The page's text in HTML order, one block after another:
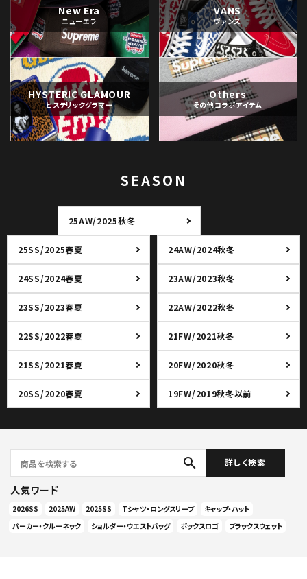
New Era
ニューエラ
VANS
ヴァンズ
HYSTERIC GLAMOUR
ヒステリックグラマー
Others
その他コラボアイテム
SEASON
25AW/2025秋冬
25SS/2025春夏 24AW/2024秋冬
24SS/2024春夏 23AW/2023秋冬
23SS/2023春夏 22AW/2022秋冬
22SS/2022春夏 21FW/2021秋冬
21SS/2021春夏 20FW/2020秋冬
20SS/2020春夏 19FW/2019秋冬以前
search 詳しく検索
人気ワード
2026SS 2025AW 2025SS Tシャツ・ロングスリーブ
キャップ・ハット
パーカー・クルーネック
ショルダー・ウエストバッグ ボックスロゴ ブラックスウェット